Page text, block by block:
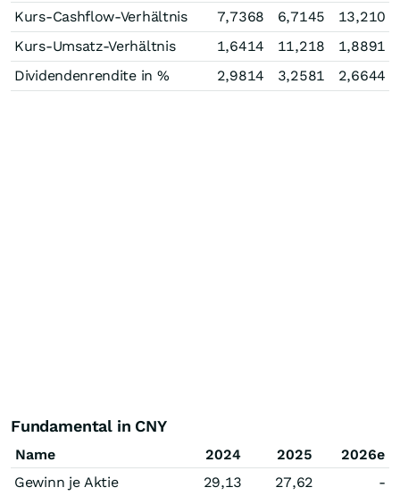
Kurs-Cashflow-Verhältnis
7,7368 6,7145
13,210
Kurs-Umsatz-Verhältnis
1,6414 11,218
1,8891
Dividendenrendite in %
2,9814 3,2581 2,6644
Fundamental in CNY
Name 2024 2025
2026e
Gewinn je Aktie
29,13 27,62
-